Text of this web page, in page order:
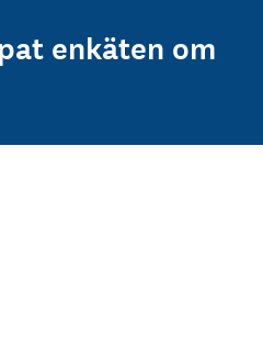
enkäten om